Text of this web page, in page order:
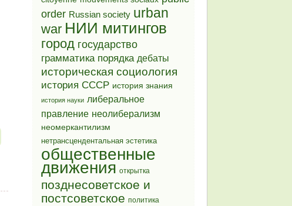
order Russian society urban
war НИИ митингов
город государство
грамматика порядка дебаты
историческая социология
история СССР история знания
история науки либеральное
правление неолиберализм
неомеркантилизм
нетрансцендентальная эстетика
общественные
движения открытка
позднесоветское и
постсоветское политика